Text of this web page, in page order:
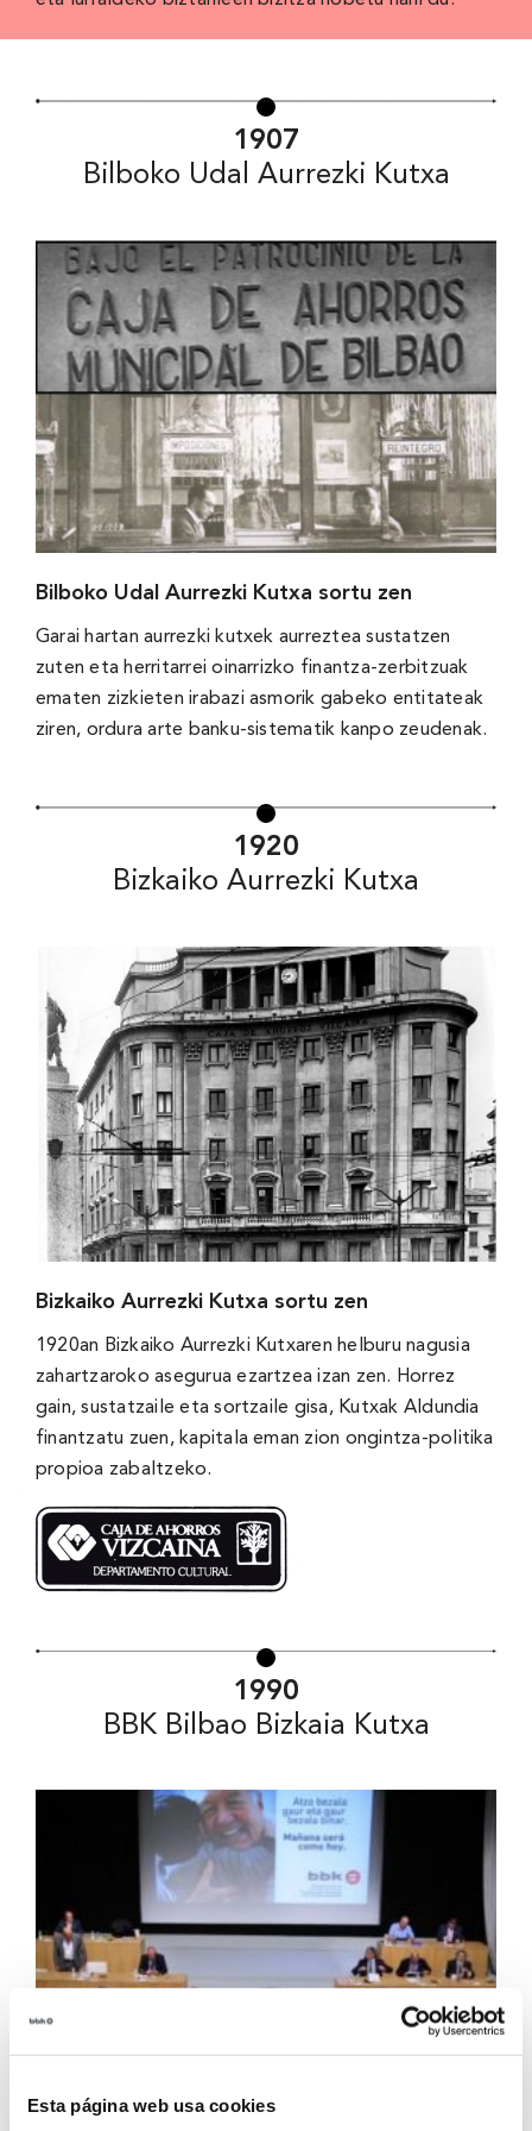
Esta página web usa cookies
1907
Bilboko Udal Aurrezki Kutxa
Bilboko Udal Aurrezki Kutxa sortu zen
Garai hartan aurrezki kutxek aurreztea sustatzen
zuten eta herritarrei oinarrizko finantza-zerbitzuak
ematen zizkieten irabazi asmorik gabeko entitateak
ziren, ordura arte banku-sistematik kanpo zeudenak.
1920
Bizkaiko Aurrezki Kutxa
Bizkaiko Aurrezki Kutxa sortu zen
1920an Bizkaiko Aurrezki Kutxaren helburu nagusia
zahartzaroko asegurua ezartzea izan zen. Horrez
gain, sustatzaile eta sortzaile gisa, Kutxak Aldundia
finantzatu zuen, kapitala eman zion ongintza-politika
propioa zabaltzeko.
1990
BBK Bilbao Bizkaia Kutxa